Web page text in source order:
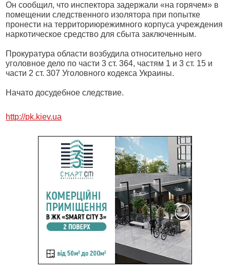
Он сообщил, что инспектора задержали «на горячем» в
помещении следственного изолятора при попытке
пронести на территориюрежимного корпуса учреждения
наркотическое средство для сбыта заключенным.
Прокуратура области возбудила относительно него
уголовное дело по части 3 ст. 364, частям 1 и 3 ст. 15 и
части 2 ст. 307 Уголовного кодекса Украины.
Начато досудебное следствие.
http://pk.kiev.ua